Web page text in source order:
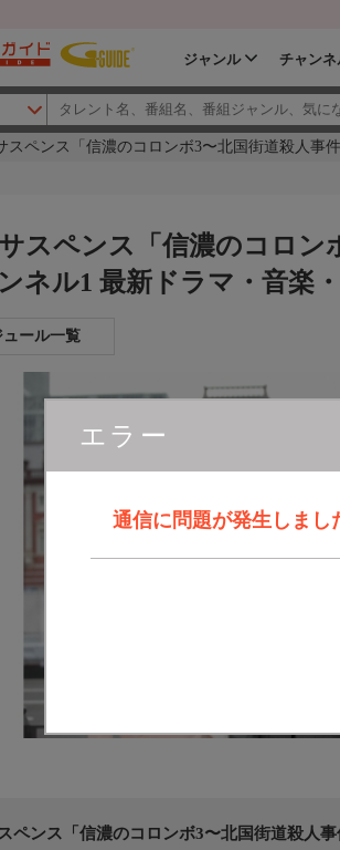
ジャンル チャンネ
スペンス「信濃のコロンボ3〜北国街道殺人事
エラー
通信に問題が発生しまし
スペンス「信濃のコロン
ネル1 最新ドラマ・音楽
ール一覧
ペンス「信濃のコロンボ3〜北国街道殺人事